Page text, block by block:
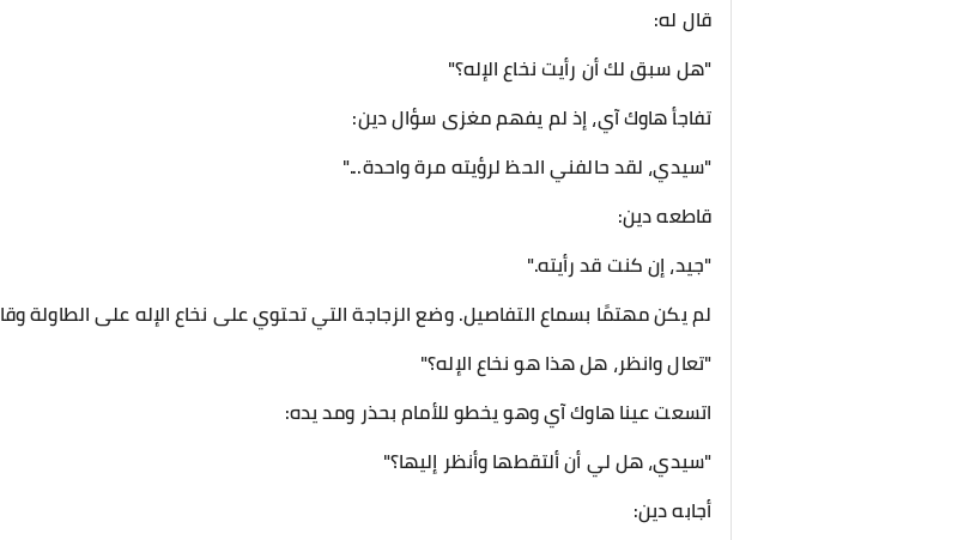
قال له:
"هل سبق لك أن رأيت نخاع الإله؟"
تفاجأ هاوك آي، إذ لم يفهم مغزى سؤال دين:
"سيدي، لقد حالفني الحظ لرؤيته مرة واحدة..."
قاطعه دين:
"جيد، إن كنت قد رأيته."
لم يكن مهتمًا بسماع التفاصيل. وضع الزجاجة التي تحتوي على نخاع الإله على الطاولة
"تعال وانظر، هل هذا هو نخاع الإله؟"
اتسعت عينا هاوك آي وهو يخطو للأمام بحذر ومد يده:
"سيدي، هل لي أن ألتقطها وأنظر إليها؟"
أجابه دين: